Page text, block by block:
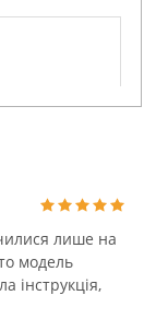
лише на
модель
інструкція,